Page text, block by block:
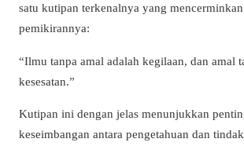
satu kutipan terkenalnya yang mencerminkan
pemikirannya:
“Ilmu tanpa amal adalah kegilaan, dan amal
kesesatan.”
Kutipan ini dengan jelas menunjukkan
keseimbangan antara pengetahuan dan